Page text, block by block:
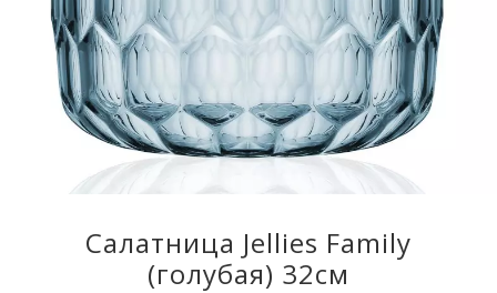
Салатница Jellies Family
(голубая) 32см